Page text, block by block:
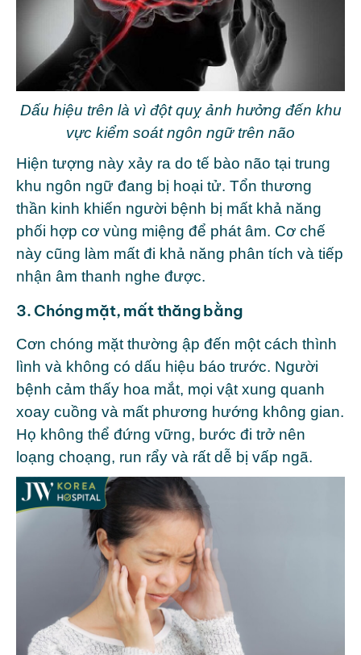
Dấu hiệu trên là vì đột quỵ ảnh hưởng đến khu
vực kiểm soát ngôn ngữ trên não
Hiện tượng này xảy ra do tế bào não tại trung
khu ngôn ngữ đang bị hoại tử. Tổn thương
thần kinh khiến người bệnh bị mất khả năng
phối hợp cơ vùng miệng để phát âm. Cơ chế
này cũng làm mất đi khả năng phân tích và tiếp
nhận âm thanh nghe được.
3. Chóng mặt, mất thăng bằng
Cơn chóng mặt thường ập đến một cách thình
lình và không có dấu hiệu báo trước. Người
bệnh cảm thấy hoa mắt, mọi vật xung quanh
xoay cuồng và mất phương hướng không gian.
Họ không thể đứng vững, bước đi trở nên
loạng choạng, run rẩy và rất dễ bị vấp ngã.